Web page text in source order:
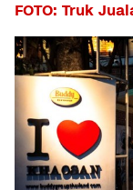
FOTO: Truk